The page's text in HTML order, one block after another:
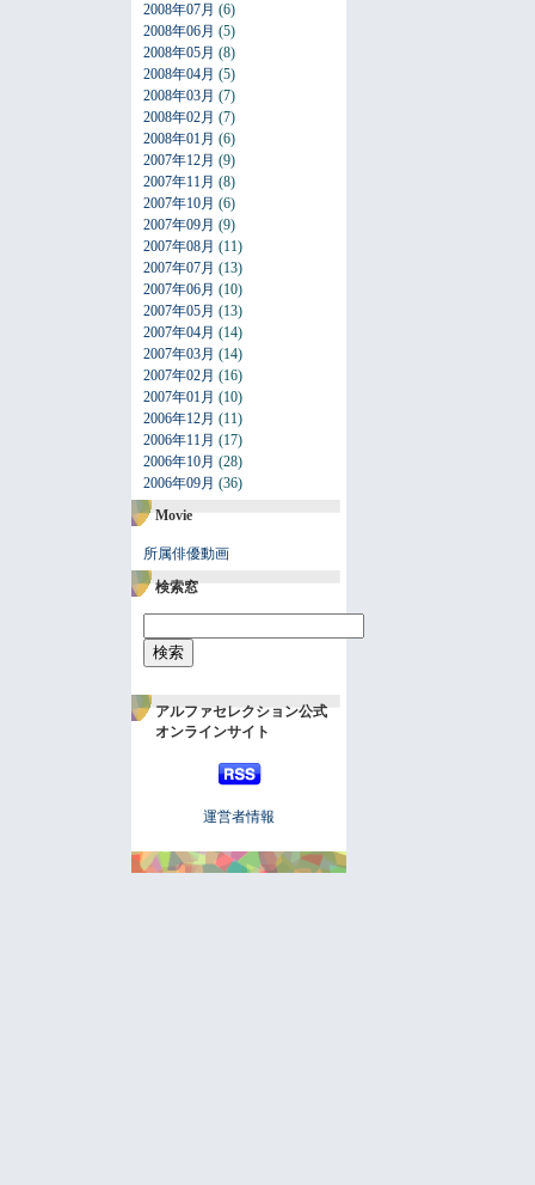
2008年07月 (6)
2008年06月 (5)
2008年05月 (8)
2008年04月 (5)
2008年03月 (7)
2008年02月 (7)
2008年01月 (6)
2007年12月 (9)
2007年11月 (8)
2007年10月 (6)
2007年09月 (9)
2007年08月 (11)
2007年07月 (13)
2007年06月 (10)
2007年05月 (13)
2007年04月 (14)
2007年03月 (14)
2007年02月 (16)
2007年01月 (10)
2006年12月 (11)
2006年11月 (17)
2006年10月 (28)
2006年09月 (36)
Movie
所属俳優動画
検索窓
アルファセレクション公式
オンラインサイト
運営者情報